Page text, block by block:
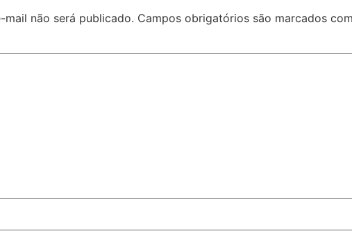
mail não será publicado. Campos obrigatórios são marcados com